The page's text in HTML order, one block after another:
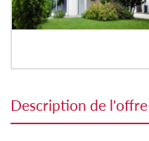
description de l'offre